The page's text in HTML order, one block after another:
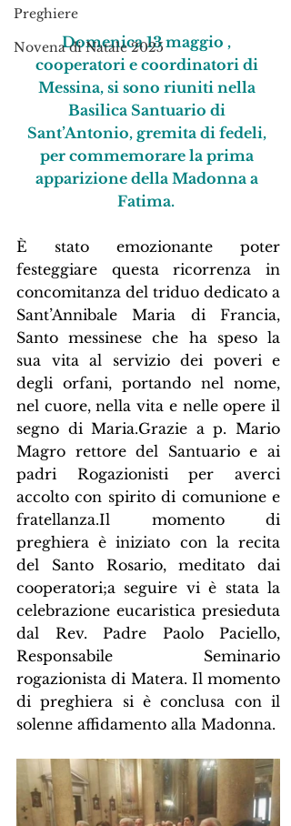
Preghiere
Novena di Natale 2025
Domenica 13 maggio ,
cooperatori e coordinatori di
Messina, si sono riuniti nella
Basilica Santuario di
Sant’Antonio, gremita di fedeli,
per commemorare la prima
apparizione della Madonna a
Fatima.
È stato emozionante poter
festeggiare questa ricorrenza in
concomitanza del triduo dedicato a
Sant’Annibale Maria di Francia,
Santo messinese che ha speso la
sua vita al servizio dei poveri e
degli orfani, portando nel nome,
nel cuore, nella vita e nelle opere il
segno di Maria.Grazie a p. Mario
Magro rettore del Santuario e ai
padri Rogazionisti per averci
accolto con spirito di comunione e
fratellanza.Il momento di
preghiera è iniziato con la recita
del Santo Rosario, meditato dai
cooperatori;a seguire vi è stata la
celebrazione eucaristica presieduta
dal Rev. Padre Paolo Paciello,
Responsabile Seminario
rogazionista di Matera. Il momento
di preghiera si è conclusa con il
solenne affidamento alla Madonna.